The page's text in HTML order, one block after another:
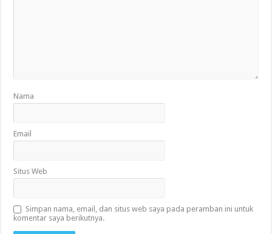
Nama
Email
Situs Web
Simpan nama, email, dan situs web saya pada peramban ini untuk
komentar saya berikutnya.